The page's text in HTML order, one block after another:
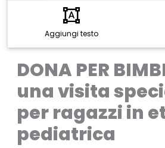
Aggiungi testo
DONA PER
una visita
per ragazzi in
pediatrica